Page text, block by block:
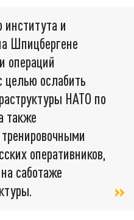
института и
Шпицбергене
операций
целью ослабить
НАТО по
также
оперативников,
саботаже